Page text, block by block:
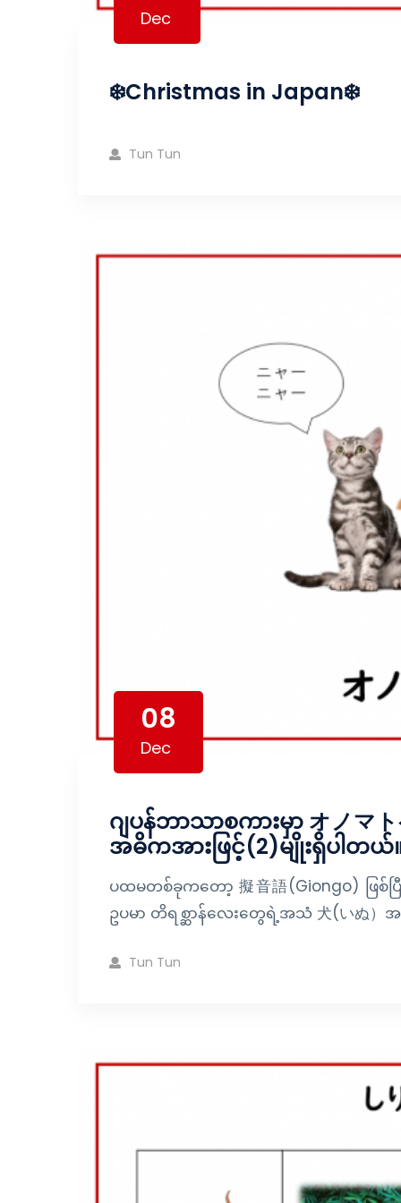
Dec
❄️Christmas in Japan❄️
Tun Tun
08
Dec
ဂျပန်ဘာသာစကားမှာ オノマ
အဓိကအားဖြင့်(2)မျိုးရှိပါတယ်
ပထမတစ်ခုကတော့ 擬音語(Giongo) ဖ
ဥပမာ တိရစ္ဆာန်လေးတွေရဲ့အသံ 犬(いぬ）
Tun Tun